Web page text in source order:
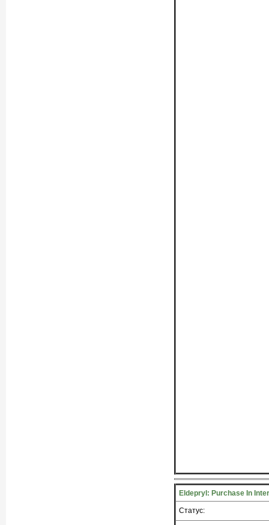
Eldepryl: Purchase In
Статус: